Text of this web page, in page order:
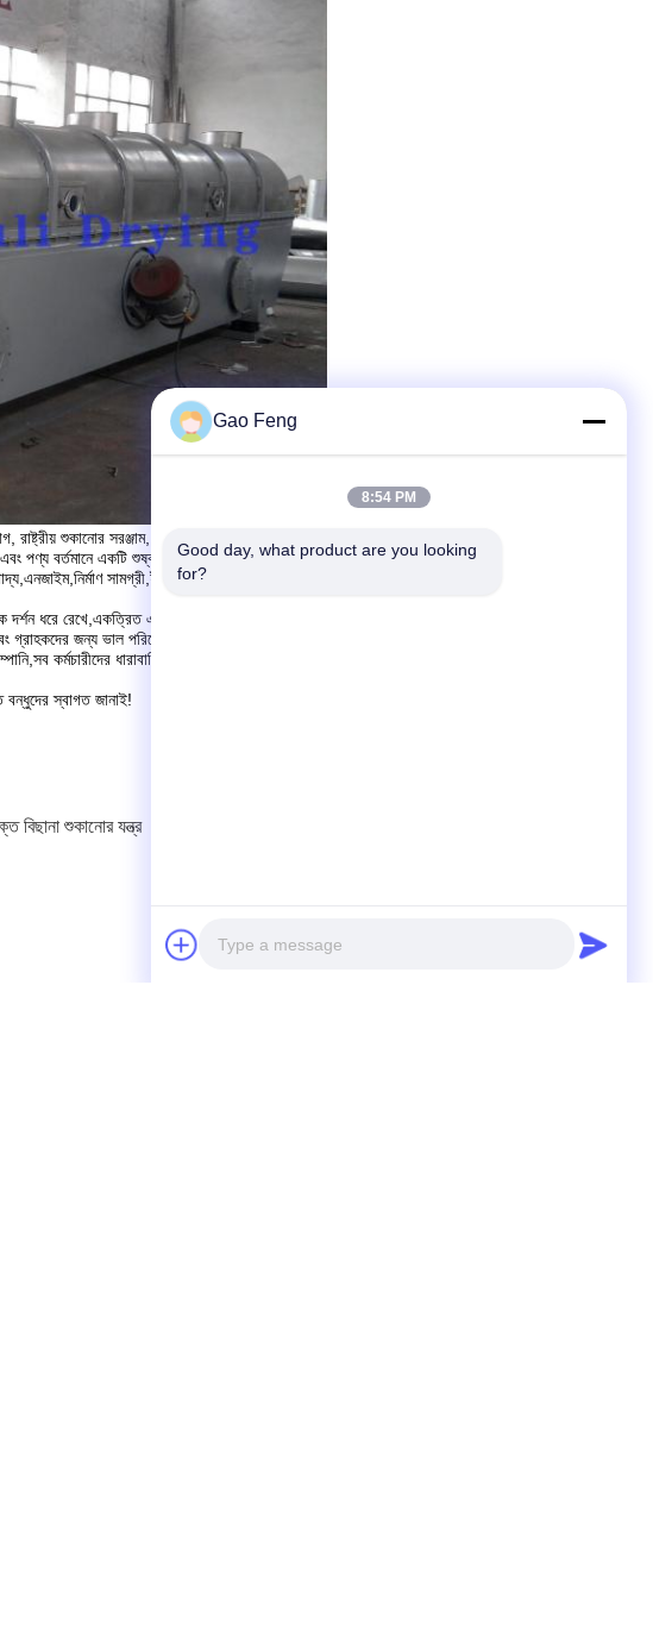
শুকানোর সরঞ্জাম, ফার্মাসিউটিক্যাল যন্ত্রপাতি,রাসায়নিক ও খাদ্য যন্ত্রপাতি শিল্প পেশাদার উৎপাদন
এবং পণ্য বর্তমানে একটি শুষ্কতা আছে এর innocentative প্রযুক্তিগত বিষয়বস্তু উন্নয়ন শক্তিশালী
সামগ্রী,ইলেকট্রনিক্স,ফুড,কৃষি প্রক্রিয়াকরণ এবং অন্যান্য অনেক শিল্প, ব্যবহারকারীর
দর্শন ধরে রেখে,একত্রিত এবং অভিজ্ঞ উৎপাদন ও প্রযুক্তিগত সেবা দলের একটি দল প্রশিক্ষণপণ্যের
জন্য ভাল পরিষেবা।
কর্মচারীদের ধারাবাহিক প্রচেষ্টার মাধ্যমে,আপনার জন্য আরও বেশি মূল্য তৈরি করবে এবং ফিরে
বন্ধুদের স্বাগত জানাই!
বিছানা শুকানোর যন্ত্র
Gao Feng
8:54 PM
Good day, what product are you looking
for?